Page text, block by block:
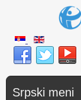
Srpski meni